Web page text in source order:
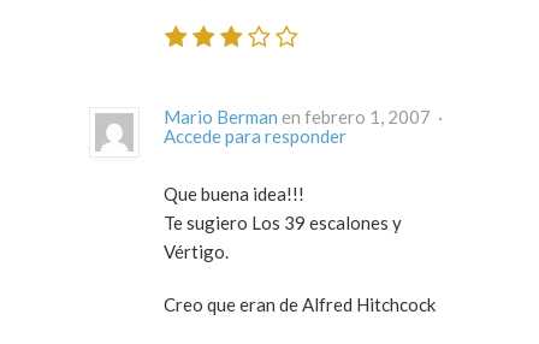
Mario Berman
en febrero 1, 2007 ·
Accede para responder
Que buena idea!!!
Te sugiero Los 39 escalones y
Vértigo.
Creo que eran de Alfred Hitchcock